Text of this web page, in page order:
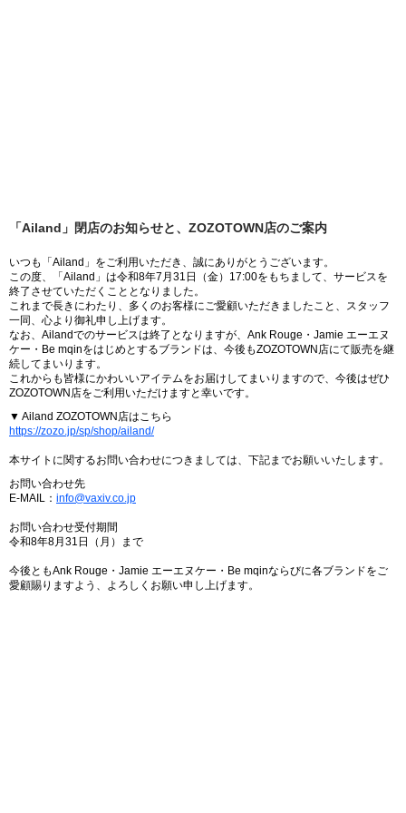
「Ailand」閉店のお知らせと、ZOZOTOWN店のご案内
いつも「Ailand」をご利用いただき、誠にありがとうございます。
この度、「Ailand」は令和8年7月31日（金）17:00をもちまして、サービスを
終了させていただくこととなりました。
これまで長きにわたり、多くのお客様にご愛顧いただきましたこと、スタッフ
一同、心より御礼申し上げます。
なお、Ailandでのサービスは終了となりますが、Ank Rouge・Jamie エーエヌ
ケー・Be mqinをはじめとするブランドは、今後もZOZOTOWN店にて販売を継
続してまいります。
これからも皆様にかわいいアイテムをお届けしてまいりますので、今後はぜひ
ZOZOTOWN店をご利用いただけますと幸いです。
▼ Ailand ZOZOTOWN店はこちら
https://zozo.jp/sp/shop/ailand/
本サイトに関するお問い合わせにつきましては、下記までお願いいたします。
お問い合わせ先
E-MAIL： info@vaxiv.co.jp
お問い合わせ受付期間
令和8年8月31日（月）まで
今後ともAnk Rouge・Jamie エーエヌケー・Be mqinならびに各ブランドをご
愛顧賜りますよう、よろしくお願い申し上げます。